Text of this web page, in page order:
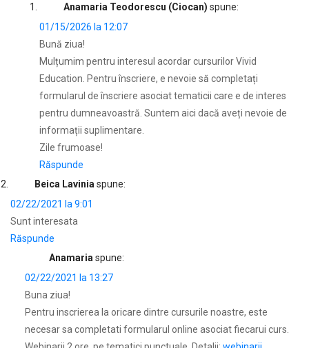
Anamaria Teodorescu (Ciocan) spune:
01/15/2026 la 12:07
Bună ziua!
Mulțumim pentru interesul acordar cursurilor Vivid
Education. Pentru înscriere, e nevoie să completați
formularul de înscriere asociat tematicii care e de interes
pentru dumneavoastră. Suntem aici dacă aveți nevoie de
informații suplimentare.
Zile frumoase!
Răspunde
Beica Lavinia spune:
02/22/2021 la 9:01
Sunt interesata
Răspunde
Anamaria spune:
02/22/2021 la 13:27
Buna ziua!
Pentru inscrierea la oricare dintre cursurile noastre, este
necesar sa completati formularul online asociat fiecarui curs.